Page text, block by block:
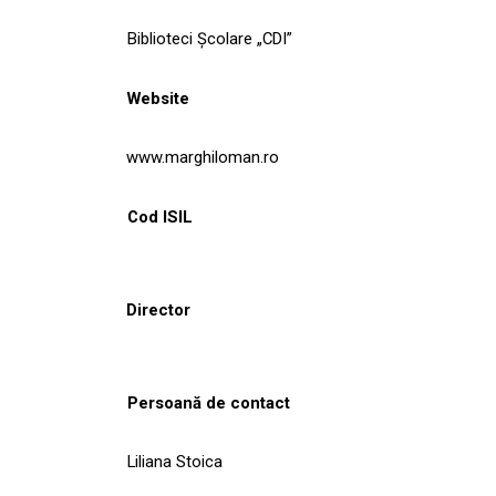
Biblioteci Școlare „CDI”
Website
www.marghiloman.ro
Cod ISIL
Director
Persoană de contact
Liliana Stoica